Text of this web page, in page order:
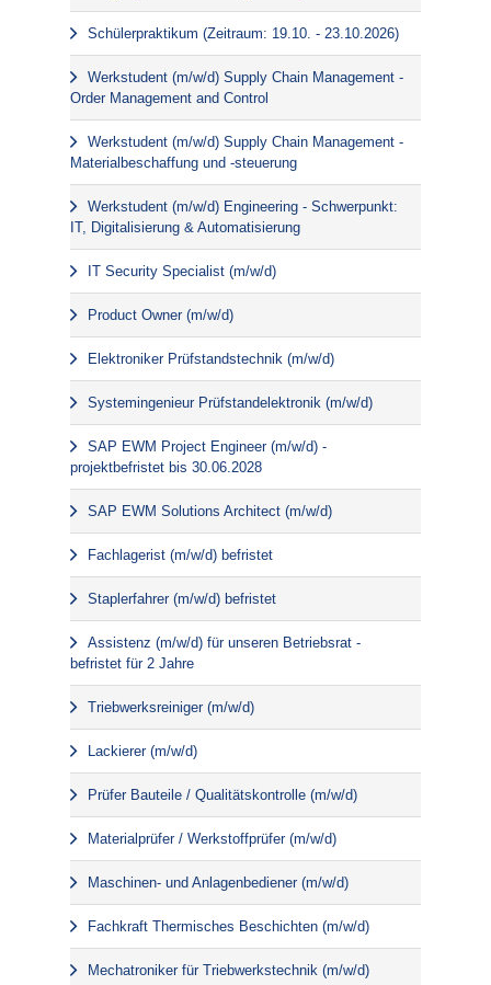
Schülerpraktikum (Zeitraum: 19.10. - 23.10.2026)
Werkstudent (m/w/d) Supply Chain Management -
Order Management and Control
Werkstudent (m/w/d) Supply Chain Management -
Materialbeschaffung und -steuerung
Werkstudent (m/w/d) Engineering - Schwerpunkt:
IT, Digitalisierung & Automatisierung
IT Security Specialist (m/w/d)
Product Owner (m/w/d)
Elektroniker Prüfstandstechnik (m/w/d)
Systemingenieur Prüfstandelektronik (m/w/d)
SAP EWM Project Engineer (m/w/d) -
projektbefristet bis 30.06.2028
SAP EWM Solutions Architect (m/w/d)
Fachlagerist (m/w/d) befristet
Staplerfahrer (m/w/d) befristet
Assistenz (m/w/d) für unseren Betriebsrat -
befristet für 2 Jahre
Triebwerksreiniger (m/w/d)
Lackierer (m/w/d)
Prüfer Bauteile / Qualitätskontrolle (m/w/d)
Materialprüfer / Werkstoffprüfer (m/w/d)
Maschinen- und Anlagenbediener (m/w/d)
Fachkraft Thermisches Beschichten (m/w/d)
Mechatroniker für Triebwerkstechnik (m/w/d)